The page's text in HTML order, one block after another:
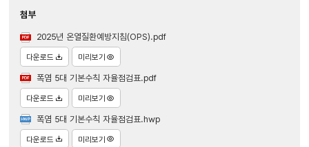
첨부
2025년 온열질환예방지침(OPS).pdf
다운로드 미리보기
폭염 5대 기본수칙 자율점검표.pdf
다운로드 미리보기
폭염 5대 기본수칙 자율점검표.hwp
다운로드 미리보기